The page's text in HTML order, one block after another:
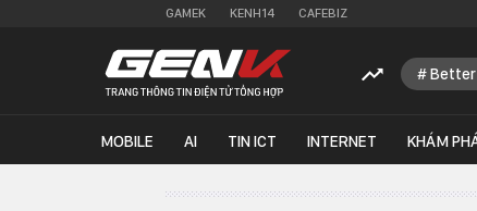
GAMEK KENH14 CAFEBIZ
Better
MOBILE AI TIN ICT INTERNET KHÁM